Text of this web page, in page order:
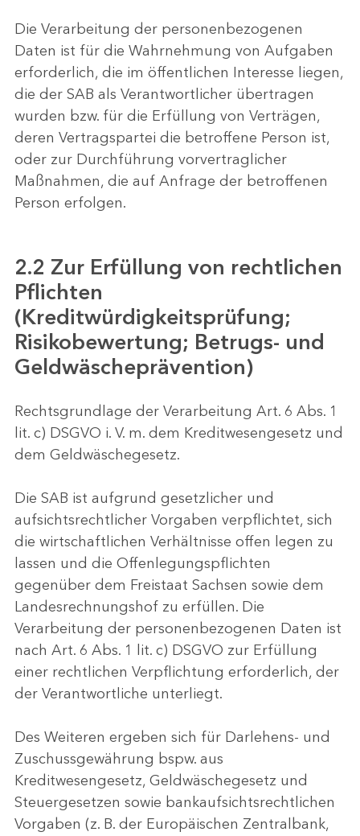
Die Verarbeitung der personenbezogenen
Daten ist für die Wahrnehmung von Aufgaben
erforderlich, die im öffentlichen Interesse liegen,
die der SAB als Verantwortlicher übertragen
wurden bzw. für die Erfüllung von Verträgen,
deren Vertragspartei die betroffene Person ist,
oder zur Durchführung vorvertraglicher
Maßnahmen, die auf Anfrage der betroffenen
Person erfolgen.
2.2 Zur Erfüllung von rechtlichen
Pflichten
(Kreditwürdigkeitsprüfung;
Risikobewertung; Betrugs- und
Geldwäscheprävention)
Rechtsgrundlage der Verarbeitung Art. 6 Abs. 1
lit. c) DSGVO i. V. m. dem Kreditwesengesetz und
dem Geldwäschegesetz.
Die SAB ist aufgrund gesetzlicher und
aufsichtsrechtlicher Vorgaben verpflichtet, sich
die wirtschaftlichen Verhältnisse offen legen zu
lassen und die Offenlegungspflichten
gegenüber dem Freistaat Sachsen sowie dem
Landesrechnungshof zu erfüllen. Die
Verarbeitung der personenbezogenen Daten ist
nach Art. 6 Abs. 1 lit. c) DSGVO zur Erfüllung
einer rechtlichen Verpflichtung erforderlich, der
der Verantwortliche unterliegt.
Des Weiteren ergeben sich für Darlehens- und
Zuschussgewährung bspw. aus
Kreditwesengesetz, Geldwäschegesetz und
Steuergesetzen sowie bankaufsichtsrechtlichen
Vorgaben (z. B. der Europäischen Zentralbank,